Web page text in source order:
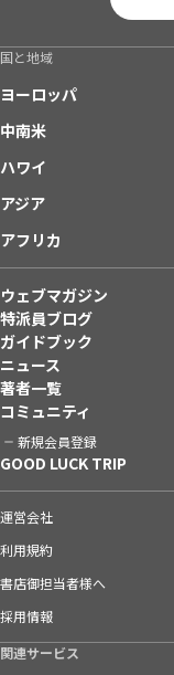
国と地域
ヨーロッパ
中南米
ハワイ
アジア
アフリカ
ウェブマガジン
特派員ブログ
ガイドブック
ニュース
著者一覧
コミュニティ
新規会員登録
GOOD LUCK TRIP
運営会社
利用規約
書店御担当者様へ
採用情報
関連サービス